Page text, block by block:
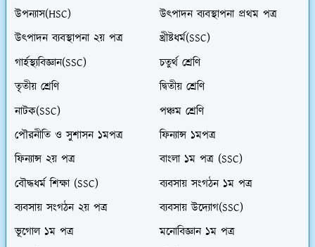
উপন্যাস(HSC)
উৎপাদন ব্যবস্থাপনা প্রথম পত্র
উৎপাদন ব্যবস্থাপনা ২য় পত্র
খ্রীষ্টধর্ম(SSC)
গার্হস্থ্যবিজ্ঞান(SSC)
চতুর্থ শ্রেণি
তৃতীয় শ্রেণি
দ্বিতীয় শ্রেণি
নাটক(SSC)
পঞ্চম শ্রেণি
পৌরনীতি ও সুশাসন ১মপত্র
ফিন্যান্স ১মপত্র
ফিন্যান্স ২য় পত্র
বাংলা ১ম পত্র (SSC)
বৌদ্ধধর্ম শিক্ষা (SSC)
ব্যবসায় সংগঠন ১ম পত্র
ব্যবসায় সংগঠন ২য় পত্র
ব্যবসায় উদ্যোগ(SSC)
ভূগোল ১ম পত্র
মনোবিজ্ঞান ১ম পত্র